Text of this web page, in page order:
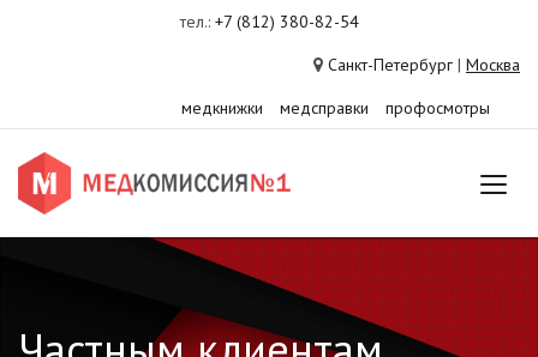
тел.: +7 (812) 380-82-54
Санкт-Петербург | Москва
медкнижки
медсправки профосмотры